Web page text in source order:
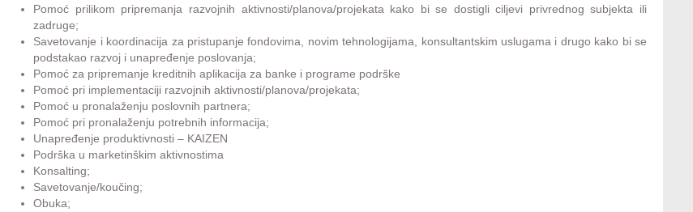
Pomoć prilikom pripremanja razvojnih aktivnosti/planova/projekata kako bi se dostigli ciljevi privrednog subjekta ili
zadruge;
Savetovanje i koordinacija za pristupanje fondovima, novim tehnologijama, konsultantskim uslugama i drugo kako bi se
podstakao razvoj i unapređenje poslovanja;
Pomoć za pripremanje kreditnih aplikacija za banke i programe podrške
Pomoć pri implementaciji razvojnih aktivnosti/planova/projekata;
Pomoć u pronalaženju poslovnih partnera;
Pomoć pri pronalaženju potrebnih informacija;
Unapređenje produktivnosti – KAIZEN
Podrška u marketinškim aktivnostima
Konsalting;
Savetovanje/koučing;
Obuka;